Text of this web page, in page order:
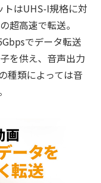
はUHS-I規格に対
超高速で転送。
でデータ転送
を供え、音声出力
種類によっては音